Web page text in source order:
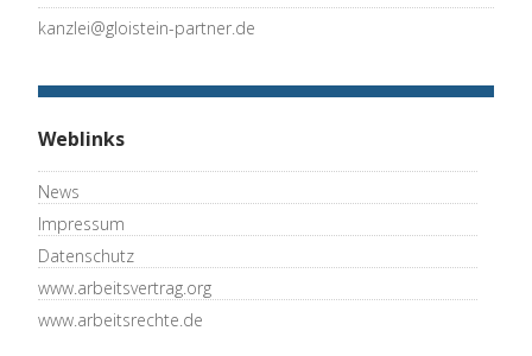
kanzlei@gloistein-partner.de
Weblinks
News
Impressum
Datenschutz
www.arbeitsvertrag.org
www.arbeitsrechte.de